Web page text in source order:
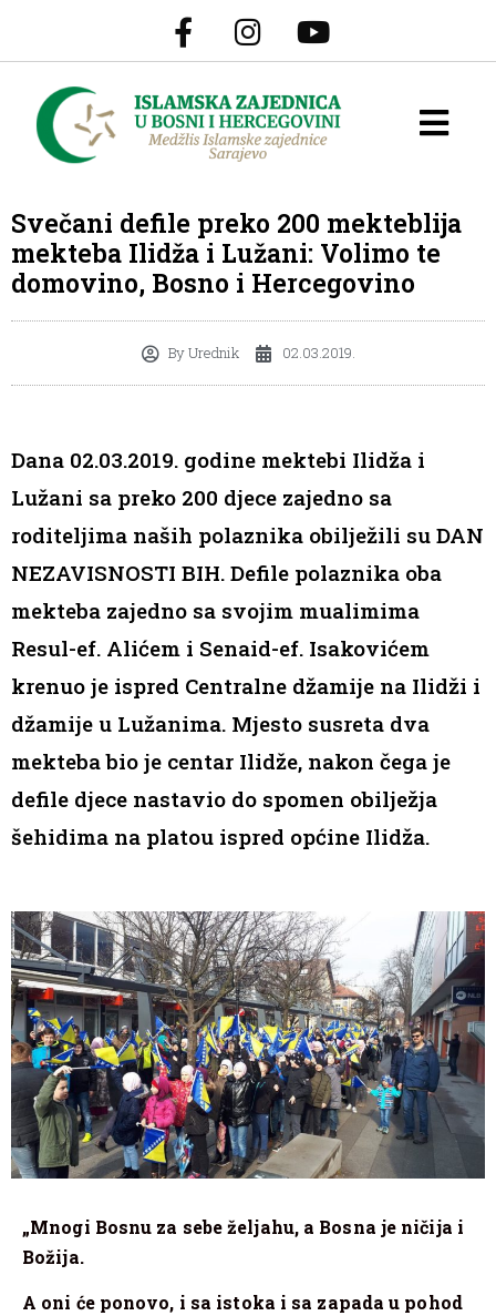
Svečani defile preko 200 mekteblija
mekteba Ilidža i Lužani: Volimo te
domovino, Bosno i Hercegovino
ByUrednik 02.03.2019.
Dana 02.03.2019. godine mektebi Ilidža i
Lužani sa preko 200 djece zajedno sa
roditeljima naših polaznika obilježili su DAN
NEZAVISNOSTI BIH. Defile polaznika oba
mekteba zajedno sa svojim mualimima
Resul-ef. Alićem i Senaid-ef. Isakovićem
krenuo je ispred Centralne džamije na Ilidži i
džamije u Lužanima. Mjesto susreta dva
mekteba bio je centar Ilidže, nakon čega je
defile djece nastavio do spomen obilježja
šehidima na platou ispred općine Ilidža.
„Mnogi Bosnu za sebe željahu, a Bosna je ničija i
Božija.
A oni će ponovo, i sa istoka i sa zapada u pohod